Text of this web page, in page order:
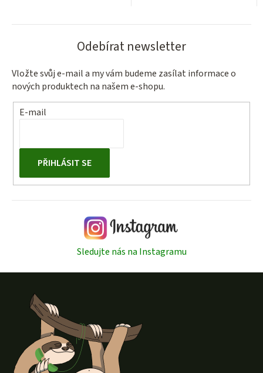
Odebírat newsletter
Vložte svůj e-mail a my vám budeme zasílat informace o
nových produktech na našem e-shopu.
E-mail
PŘIHLÁSIT SE
Sledujte nás na Instagramu